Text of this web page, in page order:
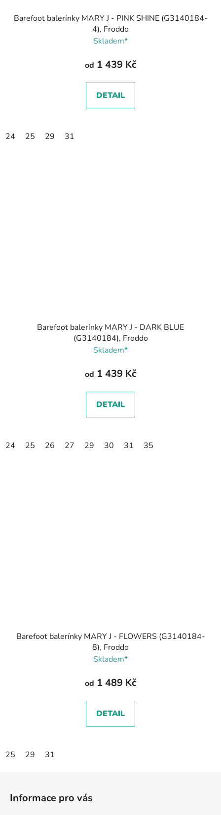
Barefoot balerínky MARY J - PINK SHINE (G3140184-
4), Froddo
Skladem*
od 1 439 Kč
DETAIL
24 25 29 31
Barefoot balerínky MARY J - DARK BLUE
(G3140184), Froddo
Skladem*
od 1 439 Kč
DETAIL
24 25 26 27 29 30 31 35
Barefoot balerínky MARY J - FLOWERS (G3140184-
8), Froddo
Skladem*
od 1 489 Kč
DETAIL
25 29 31
Informace pro vás